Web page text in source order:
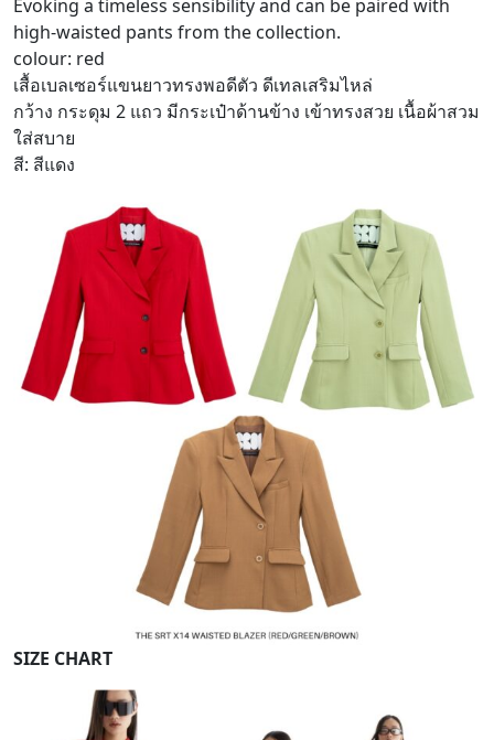
Evoking a timeless sensibility and can be paired with
high-waisted pants from the collection.
colour: red
เสื้อเบลเซอร์แขนยาวทรงพอดีตัว ดีเทลเสริมไหล่
กว้าง กระดุม 2 แถว มีกระเป๋าด้านข้าง เข้าทรงสวย เนื้อผ้าสวม
ใส่สบาย
สี: สีแดง
SIZE CHART